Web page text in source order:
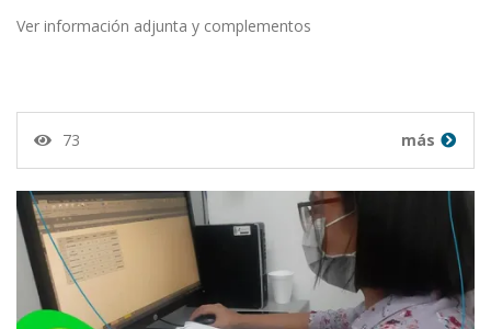
Ver información adjunta y complementos
73 más